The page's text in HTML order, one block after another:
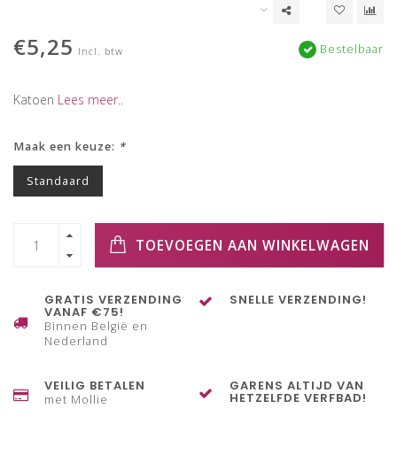
€5,25 Incl. btw Bestelbaar
Katoen Lees meer..
Maak een keuze: *
Standaard
TOEVOEGEN AAN WINKELWAGEN
GRATIS VERZENDING
VANAF €75!
Binnen België en
Nederland
SNELLE VERZENDING!
VEILIG BETALEN
met Mollie
GARENS ALTIJD VAN
HETZELFDE VERFBAD!